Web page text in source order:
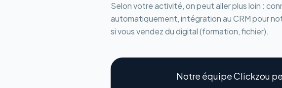
Selon votre activité, on peut aller plus loin :
automatiquement, intégration au CRM pour
si vous vendez du digital (formation, fichier).
Notre équipe Clickzou